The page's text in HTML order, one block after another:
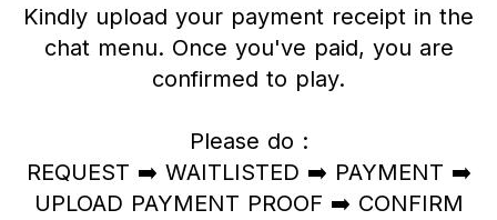
Kindly upload your payment receipt in the
chat menu. Once you've paid, you are
confirmed to play.
Please do :
REQUEST ➡️ WAITLISTED ➡️ PAYMENT ➡️
UPLOAD PAYMENT PROOF ➡️ CONFIRM